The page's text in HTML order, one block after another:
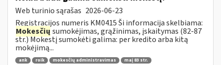
Web turinio sąrašas 2026-06-23
Registracijos numeris KM0415 Ši informacija skelbiama:
Mokesčių sumokėjimas, grąžinimas, įskaitymas (82-87
str.) Mokestį sumokėti galima: per kredito arba kitą
mokėjimą...
ank roik mokesčių administravimas
maį 83 str.